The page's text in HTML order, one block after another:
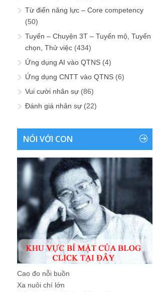
Từ điển năng lực – Core competency
(50)
Tuyển – Chuyện 3T – Tuyển mộ, Tuyển
chọn, Thử việc (434)
Ứng dụng AI vào QTNS (4)
Ứng dụng CNTT vào QTNS (6)
Vui cười nhân sự (86)
Đánh giá nhân sự (22)
NÓI VỚI CON
Cao đo nỗi buồn
Xa nuôi chí lớn